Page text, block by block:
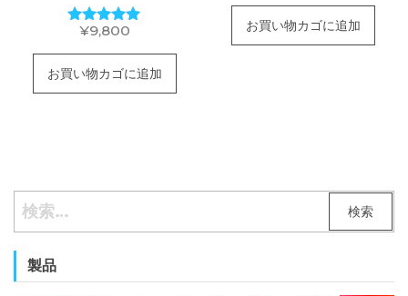
5段階中
¥9,800
お買い物カゴに追加
お買い物カゴに追加
検
索:
製品